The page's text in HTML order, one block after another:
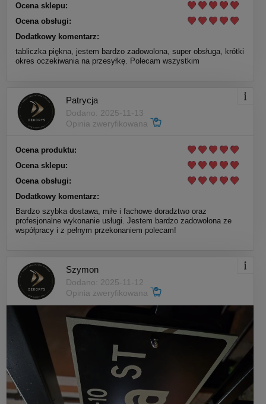
Ocena sklepu:
Ocena obsługi:
Dodatkowy komentarz:
tabliczka piękna, jestem bardzo zadowolona, super obsługa, krótki
okres oczekiwania na przesyłkę. Polecam wszystkim
Patrycja
Dodano: 2025-11-13
Opinia zweryfikowana
Ocena produktu:
Ocena sklepu:
Ocena obsługi:
Dodatkowy komentarz:
Bardzo szybka dostawa, miłe i fachowe doradztwo oraz
profesjonalne wykonanie usługi. Jestem bardzo zadowolona ze
współpracy i z pełnym przekonaniem polecam!
Szymon
Dodano: 2025-11-12
Opinia zweryfikowana